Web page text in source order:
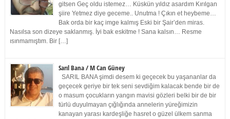
gitsen Geç oldu istemez… Küskün yıldız asardım Kırılgan
şiire Yetmez diye geceme.. Unutma ! Çıkın et heybeme…
Bak orda bir kaç imge kalmış Eski bir Şair’den miras.
Nasılsa son dizeye saklanmış. İyi bak eskitme ! Sana kalsın… Resme
ısınmamıştım. Bir […]
Sarıl Bana / M Can Güney
SARIL BANA şimdi desem ki geçecek bu yaşananlar da
geçecek geriye bir tek seni sevdiğim kalacak bende bir de
o masum çocukların yangın mavisi gözleri belki bir de bir
türlü duyulmayan çığlığında annelerin yüreğimizin
kanayan yarası kardeşliğe hasret o güzel ülkem sanma